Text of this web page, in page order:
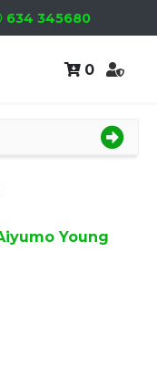
634 345680
0
Young